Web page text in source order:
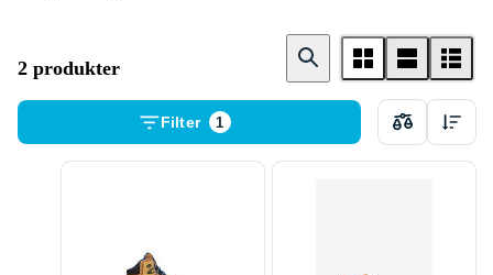
2 produkter
Filter 1